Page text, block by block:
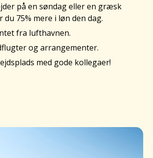
på en søndag eller en græsk
du 75% mere i løn den dag.
fra lufthavnen.
og arrangementer.
med gode kollegaer!